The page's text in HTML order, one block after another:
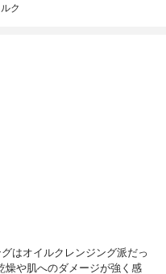
ク
はオイルクレンジング派だっ
燥や肌へのダメージが強く感